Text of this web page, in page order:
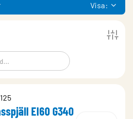
Visa:
Filtrera
EI60 G340